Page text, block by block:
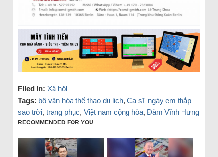
Filed in: Xã hội
Tags: bộ văn hóa thể thao du lịch, Ca sĩ, ngày em thắp
sao trời, trang phục, Việt nam cộng hòa, Đàm Vĩnh Hưng
RECOMMENDED FOR YOU